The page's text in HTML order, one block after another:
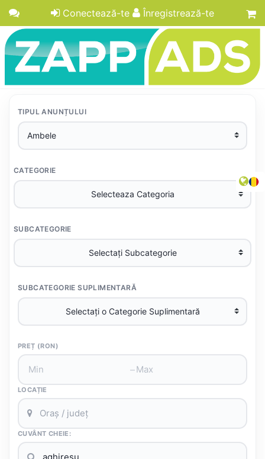
Conectează-te Înregistrează-te
TIPUL ANUNȚULUI
CATEGORIE
SUBCATEGORIE
SUBCATEGORIE SUPLIMENTARĂ
PREȚ (RON)
–
LOCAȚIE
CUVÂNT CHEIE: